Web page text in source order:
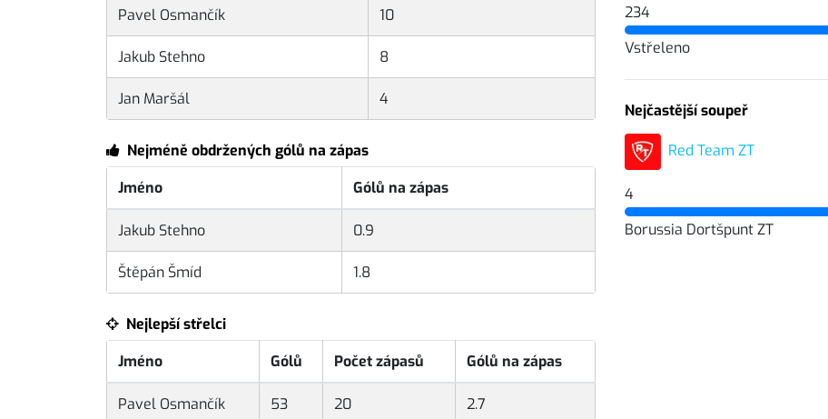
Pavel Osmančík 10
Jakub Stehno 8
Jan Maršál 4
Nejméně obdržených gólů na zápas
Jméno
Gólů na zápas
Jakub Stehno 0.9
Štěpán Šmíd 1.8
Nejlepší střelci
Jméno
Gólů Počet zápasů Gólů na zápas
Pavel Osmančík 53 20 2.7
234
Vstřeleno
Nejčastější soupeř
Red Team ZT
4
Borussia Dortšpunt ZT